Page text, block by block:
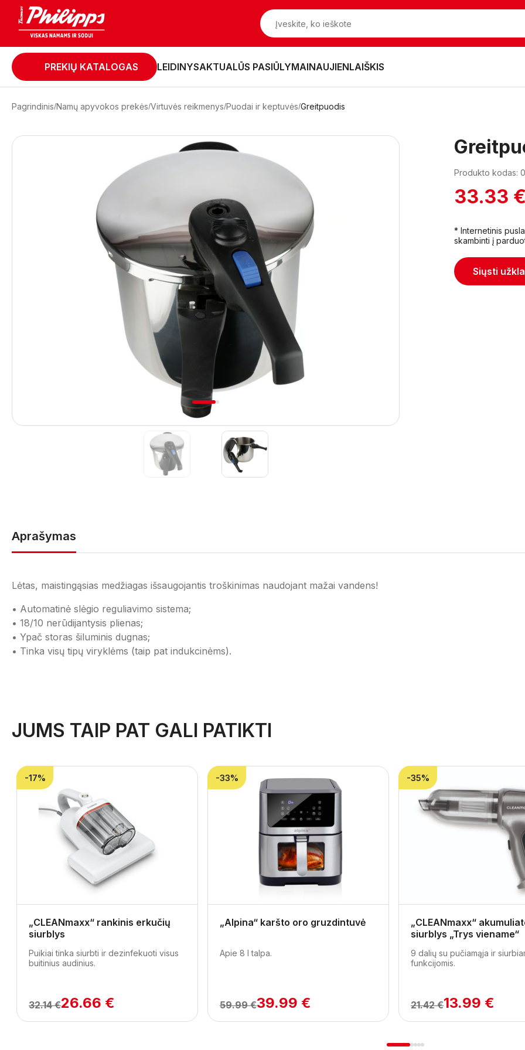
PREKIŲ KATALOGAS LEIDINYSAKTUALŪS PASIŪLYMAINAUJIENLAIŠKIS
Pagrindinis Namų apyvokos prekės Virtuvės reikmenys Puodai ir keptuvės Greitpuodis
1 2
Produkto kodas:
33.33
* Internetinis
skambinti į
Siųsti
Aprašymas
Lėtas, maistingąsias medžiagas išsaugojantis troškinimas naudojant mažai vandens!
• Automatinė slėgio reguliavimo sistema;
• 18/10 nerūdijantysis plienas;
• Ypač storas šiluminis dugnas;
• Tinka visų tipų viryklėms (taip pat indukcinėms).
JUMS TAIP PAT GALI PATIKTI
-17%
„CLEANmaxx“ rankinis erkučių
siurblys
Puikiai tinka siurbti ir dezinfekuoti visus
buitinius audinius.
32.14 €26.66 €
-33%
„Alpina“ karšto oro gruzdintuvė
Apie 8 l talpa.
59.99 €39.99 €
-35%
„CLEANmaxx“
siurblys „Trys viename“
9 dalių su pučiamąja ir
funkcijomis.
21.42 €13.99 €
1 2345